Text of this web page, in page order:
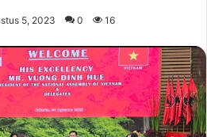
5, 2023 0 16